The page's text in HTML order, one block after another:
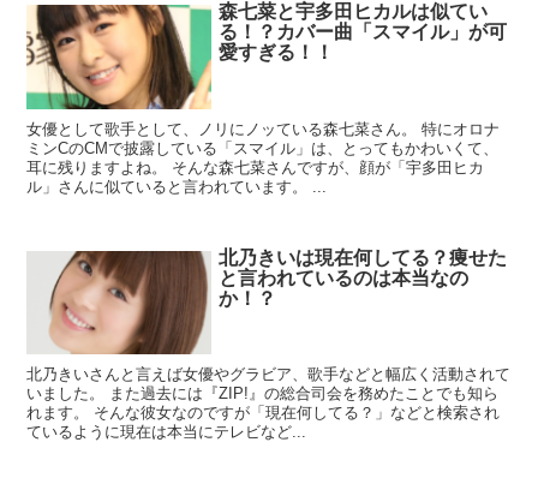
森七菜と宇多田ヒカルは似てい
る！？カバー曲「スマイル」が可
愛すぎる！！
女優として歌手として、ノリにノッている森七菜さん。 特にオロナ
ミンCのCMで披露している「スマイル」は、とってもかわいくて、
耳に残りますよね。 そんな森七菜さんですが、顔が「宇多田ヒカ
ル」さんに似ていると言われています。 ...
北乃きいは現在何してる？痩せた
と言われているのは本当なの
か！？
北乃きいさんと言えば女優やグラビア、歌手などと幅広く活動されて
いました。 また過去には『ZIP!』の総合司会を務めたことでも知ら
れます。 そんな彼女なのですが「現在何してる？」などと検索され
ているように現在は本当にテレビなど...